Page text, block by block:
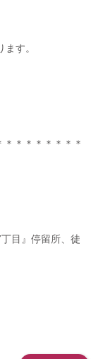
ます。
＊＊＊＊＊＊＊
目』停留所、徒